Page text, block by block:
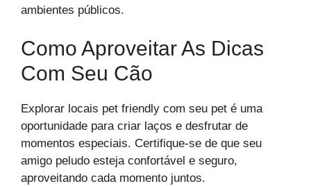
ambientes públicos.
Como Aproveitar As Dicas
Com Seu Cão
Explorar locais pet friendly com seu pet é uma
oportunidade para criar laços e desfrutar de
momentos especiais. Certifique-se de que seu
amigo peludo esteja confortável e seguro,
aproveitando cada momento juntos.